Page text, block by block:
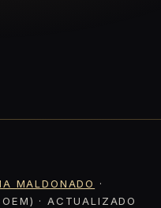
MALDONADO
·
· ACTUALIZADO